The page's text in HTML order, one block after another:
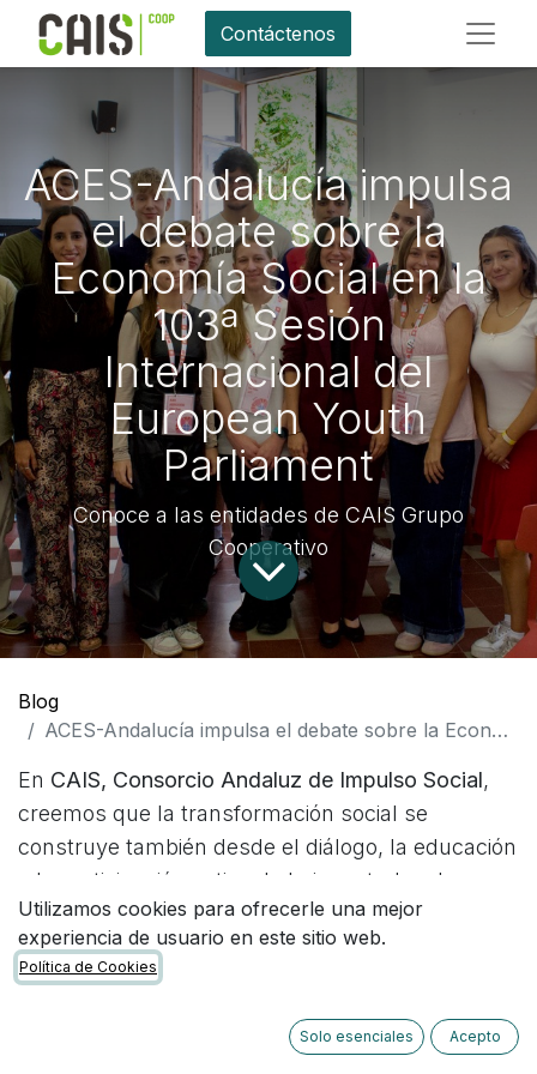
Contáctenos
ACES-Andalucía impulsa
el debate sobre la
Economía Social en la
103ª Sesión
Internacional del
European Youth
Parliament
Conoce a las entidades de CAIS Grupo
Cooperativo
Blog
ACES-Andalucía impulsa el debate sobre la Economía Social en la 103ª Sesión Internacional del European Youth Parliament
En CAIS, Consorcio Andaluz de Impulso Social,
creemos que la transformación social se
construye también desde el diálogo, la educación
y la participación activa de la juventud en los
grandes debates del presente y del futuro.
Por eso nos alegra especialmente que una de
ACES-Andalucía, haya
103ª Sesión Internacional del
Utilizamos cookies para ofrecerle una mejor
experiencia de usuario en este sitio web.
Política de Cookies
Solo esenciales Acepto